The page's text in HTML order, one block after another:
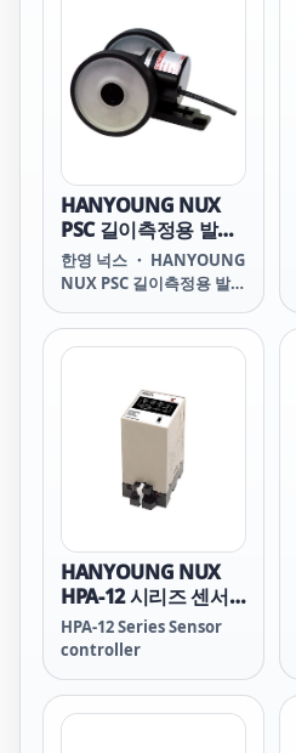
BenchVue는 프로그래밍
할 필요 없이 파워 미터를
간편하게 제어해서 데이터
를 기록하고 다양한 디스플
레이 옵션으로 측정을 시각
BenchVue BV0007B 파워
미터/센서 제어 및 분석 앱
을 설치한 PC에 센서를 연
결하면 평균 전력 측정 및
분석을 수행할 수 있습니
다.
HANYOUNG NUX
PSC 길이측정용 발신
기
한영 넉스 ・ HANYOUNG
NUX PSC 길이측정용 발신
Rotary encoder 한영넉
스 PSC HANYOUNG NUX
HANYOUNG NUX PSC-
MA PSC-MB PSC-MC PSC-
MAABN12 PSC-
MAABN24 PSC-
MAABO12 PSC-
MAABO24 PSC-
MAABT12 PSC-MAABT24
PSC-MBABN12 PSC-
MBABN24 PSC-
MBABO12 PSC-
MBABO24 PSC-
MBABT12 PSC-MBABT24
PSC-
HANYOUNG NUX
HPA-12 시리즈 센서
컨트롤러
HPA-12 Series Sensor
controller